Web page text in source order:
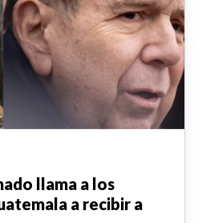
llama a los
a recibir a